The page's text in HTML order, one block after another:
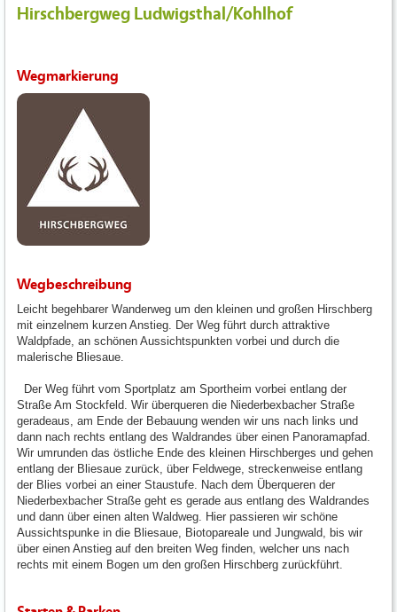
Hirschbergweg Ludwigsthal/Kohlhof
Wegmarkierung
Wegbeschreibung
Leicht begehbarer Wanderweg um den kleinen und großen Hirschberg
mit einzelnem kurzen Anstieg. Der Weg führt durch attraktive
Waldpfade, an schönen Aussichtspunkten vorbei und durch die
malerische Bliesaue.
Der Weg führt vom Sportplatz am Sportheim vorbei entlang der
Straße Am Stockfeld. Wir überqueren die Niederbexbacher Straße
geradeaus, am Ende der Bebauung wenden wir uns nach links und
dann nach rechts entlang des Waldrandes über einen Panoramapfad.
Wir umrunden das östliche Ende des kleinen Hirschberges und gehen
entlang der Bliesaue zurück, über Feldwege, streckenweise entlang
der Blies vorbei an einer Staustufe. Nach dem Überqueren der
Niederbexbacher Straße geht es gerade aus entlang des Waldrandes
und dann über einen alten Waldweg. Hier passieren wir schöne
Aussichtspunke in die Bliesaue, Biotopareale und Jungwald, bis wir
über einen Anstieg auf den breiten Weg finden, welcher uns nach
rechts mit einem Bogen um den großen Hirschberg zurückführt.